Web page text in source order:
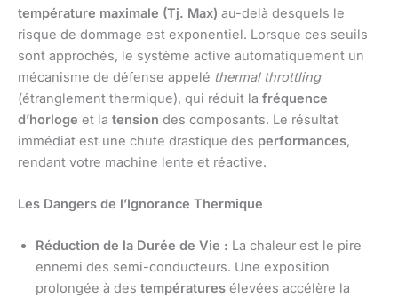
température maximale (Tj. Max) au-delà desquels le
risque de dommage est exponentiel. Lorsque ces seuils
sont approchés, le système active automatiquement un
mécanisme de défense appelé thermal throttling
(étranglement thermique), qui réduit la fréquence
d’horloge et la tension des composants. Le résultat
immédiat est une chute drastique des performances,
rendant votre machine lente et réactive.
Les Dangers de l’Ignorance Thermique
Réduction de la Durée de Vie : La chaleur est le pire
ennemi des semi-conducteurs. Une exposition
prolongée à des températures élevées accélère la